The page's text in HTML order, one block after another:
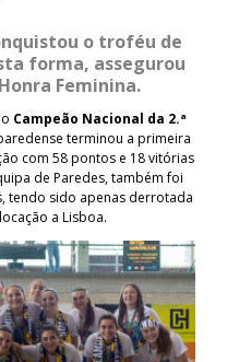
o troféu de
forma, assegurou
Feminina.
Campeão Nacional da 2.ª
terminou a primeira
com 58 pontos e 18 vitórias
de Paredes, também foi
tendo sido apenas derrotada
a Lisboa.